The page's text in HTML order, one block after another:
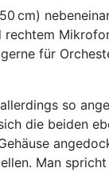
cm)
für
so
die beiden
Man